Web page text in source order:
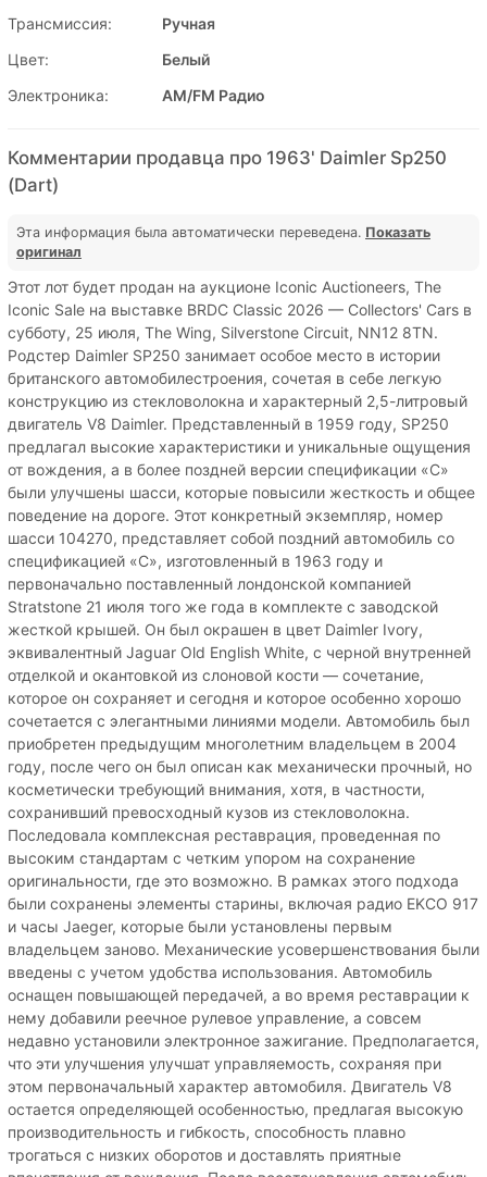
Трансмиссия:
Ручная
Цвет:
Белый
Электроника:
AM/FM Радио
Комментарии продавца про 1963' Daimler Sp250
(Dart)
Эта информация была автоматически переведена. Показать
оригинал
Этот лот будет продан на аукционе Iconic Auctioneers, The
Iconic Sale на выставке BRDC Classic 2026 — Collectors' Cars в
субботу, 25 июля, The Wing, Silverstone Circuit, NN12 8TN.
Родстер Daimler SP250 занимает особое место в истории
британского автомобилестроения, сочетая в себе легкую
конструкцию из стекловолокна и характерный 2,5-литровый
двигатель V8 Daimler. Представленный в 1959 году, SP250
предлагал высокие характеристики и уникальные ощущения
от вождения, а в более поздней версии спецификации «C»
были улучшены шасси, которые повысили жесткость и общее
поведение на дороге. Этот конкретный экземпляр, номер
шасси 104270, представляет собой поздний автомобиль со
спецификацией «C», изготовленный в 1963 году и
первоначально поставленный лондонской компанией
Stratstone 21 июля того же года в комплекте с заводской
жесткой крышей. Он был окрашен в цвет Daimler Ivory,
эквивалентный Jaguar Old English White, с черной внутренней
отделкой и окантовкой из слоновой кости — сочетание,
которое он сохраняет и сегодня и которое особенно хорошо
сочетается с элегантными линиями модели. Автомобиль был
приобретен предыдущим многолетним владельцем в 2004
году, после чего он был описан как механически прочный, но
косметически требующий внимания, хотя, в частности,
сохранивший превосходный кузов из стекловолокна.
Последовала комплексная реставрация, проведенная по
высоким стандартам с четким упором на сохранение
оригинальности, где это возможно. В рамках этого подхода
были сохранены элементы старины, включая радио EKCO 917
и часы Jaeger, которые были установлены первым
владельцем заново. Механические усовершенствования были
введены с учетом удобства использования. Автомобиль
оснащен повышающей передачей, а во время реставрации к
нему добавили реечное рулевое управление, а совсем
недавно установили электронное зажигание. Предполагается,
что эти улучшения улучшат управляемость, сохраняя при
этом первоначальный характер автомобиля. Двигатель V8
остается определяющей особенностью, предлагая высокую
производительность и гибкость, способность плавно
трогаться с низких оборотов и доставлять приятные